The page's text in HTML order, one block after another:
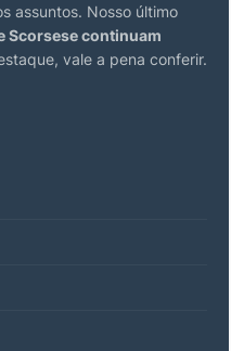
assuntos. Nosso último
Scorsese continuam
vale a pena conferir.